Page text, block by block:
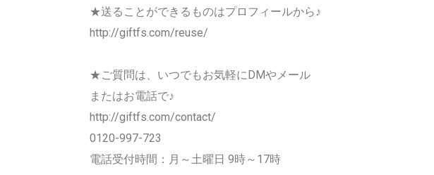
★送ることができるものはプロフィールから♪
http://giftfs.com/reuse/
★ご質問は、いつでもお気軽にDMやメール
またはお電話で♪
http://giftfs.com/contact/
0120-997-723
電話受付時間：月～土曜日 9時～17時